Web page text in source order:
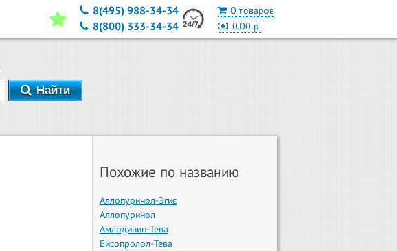
0 товаров
0.00 р.
8(495) 988-34-34
8(800) 333-34-34
Найти
Похожие по названию
Аллопуринол-Эгис
Аллопуринол
Амлодипин-Тева
Бисопролол-Тева